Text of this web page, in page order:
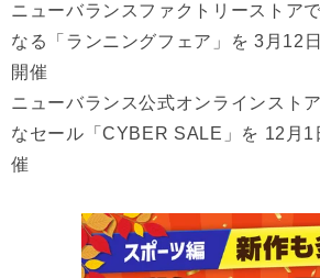
ニューバランスファクトリーストア
なる「ランニングフェア」を 3月12
開催
ニューバランス公式オンラインスト
なセール「CYBER SALE」を 12月1
催